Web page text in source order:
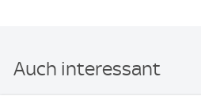
Auch interessant